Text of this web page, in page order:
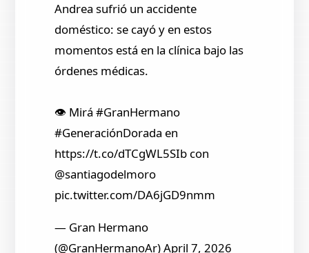
Andrea sufrió un accidente
doméstico: se cayó y en estos
momentos está en la clínica bajo las
órdenes médicas.
👁️ Mirá #GranHermano
#GeneraciónDorada en
https://t.co/dTCgWL5SIb con
@santiagodelmoro
pic.twitter.com/DA6jGD9nmm
— Gran Hermano
(@GranHermanoAr) April 7, 2026